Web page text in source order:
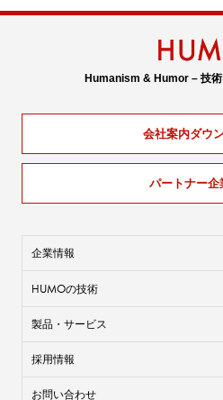
Humanism & Humor – 技術
会社案内ダウ
パートナー企
企業情報
HUMOの技術
製品・サービス
採用情報
お問い合わせ